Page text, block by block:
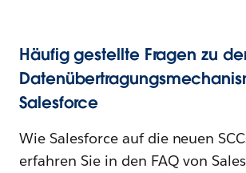
Häufig gestellte Fragen zu
Salesforce
Wie Salesforce auf die neuen
erfahren Sie in den FAQ von